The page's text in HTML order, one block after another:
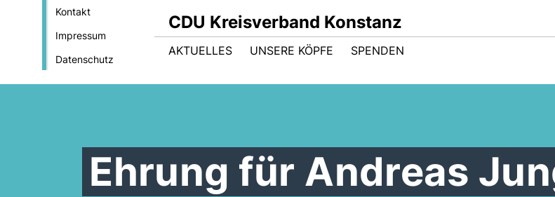
Kontakt
Impressum
Datenschutz
CDU Kreisverband Konstanz
AKTUELLES UNSERE KÖPFE SPENDEN
Ehrung für Andreas